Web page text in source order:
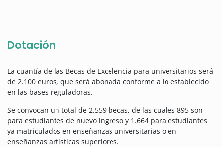
Dotación
La cuantía de las Becas de Excelencia para universitarios será
de 2.100 euros, que será abonada conforme a lo establecido
en las bases reguladoras.
Se convocan un total de 2.559 becas, de las cuales 895 son
para estudiantes de nuevo ingreso y 1.664 para estudiantes
ya matriculados en enseñanzas universitarias o en
enseñanzas artísticas superiores.